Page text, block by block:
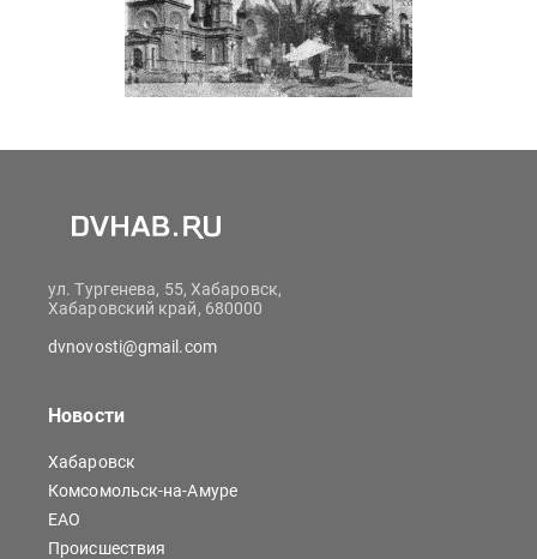
ул. Тургенева, 55, Хабаровск,
Хабаровский край, 680000
dvnovosti@gmail.com
Новости
Хабаровск
Комсомольск-на-Амуре
ЕАО
Происшествия